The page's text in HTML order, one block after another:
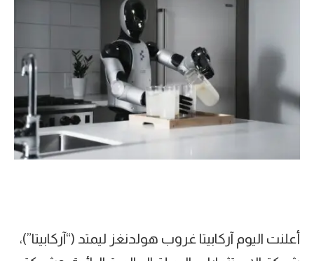
أعلنت اليوم آركابيتا غروب هولدنغز ليمتد (“آركابيتا”)،